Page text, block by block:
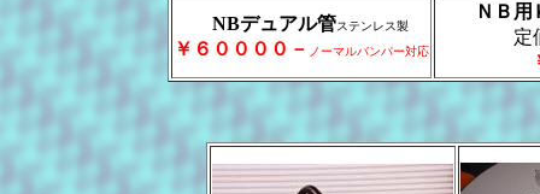
NBデュアル管ステンレス製
￥６００００－ ノーマルバンパー対応
ＮＢ
定価￥